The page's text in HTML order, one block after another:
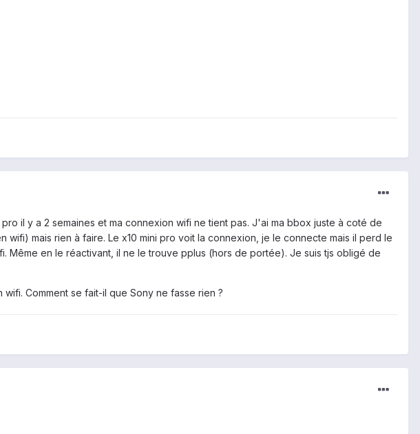
il y a 2 semaines et ma connexion wifi ne tient pas. J'ai ma bbox juste à coté de
mais rien à faire. Le x10 mini pro voit la connexion, je le connecte mais il perd le
en le réactivant, il ne le trouve pplus (hors de portée). Je suis tjs obligé de
Comment se fait-il que Sony ne fasse rien ?